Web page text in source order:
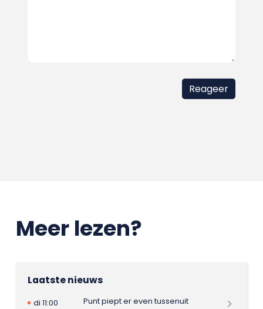
Meer lezen?
Laatste nieuws
di 11:00
Punt piept er even tussenuit